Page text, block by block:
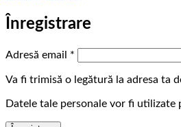
Înregistrare
Adresă email *
Va fi trimisă o legătură la adresa ta
Datele tale personale vor fi